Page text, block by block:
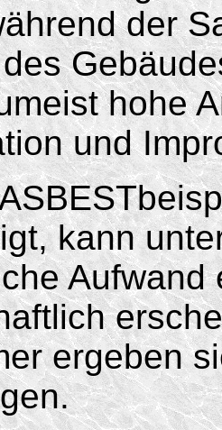
der
hohe
und
kann
Aufwand
ergeben